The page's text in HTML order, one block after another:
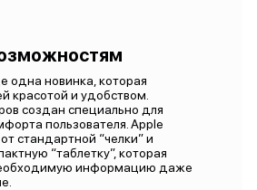
одна новинка, которая
красотой и удобством.
создан специально для
пользователя. Apple
стандартной “челки” и
“таблетку”, которая
информацию даже